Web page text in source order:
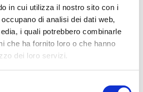
in cui utilizza il nostro sito con i
di analisi dei dati web,
i quali potrebbero combinarle
che ha fornito loro o che hanno
dei loro servizi.